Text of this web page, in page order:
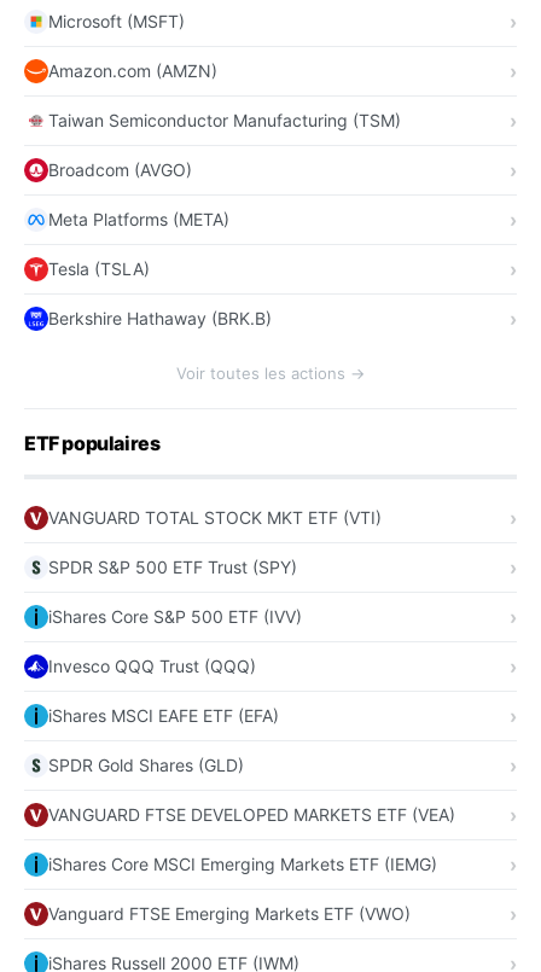
Microsoft (MSFT)
Amazon.com (AMZN)
Taiwan Semiconductor Manufacturing (TSM)
Broadcom (AVGO)
Meta Platforms (META)
Tesla (TSLA)
Berkshire Hathaway (BRK.B)
Voir toutes les actions →
ETF populaires
VANGUARD TOTAL STOCK MKT ETF (VTI)
SPDR S&P 500 ETF Trust (SPY)
iShares Core S&P 500 ETF (IVV)
Invesco QQQ Trust (QQQ)
iShares MSCI EAFE ETF (EFA)
SPDR Gold Shares (GLD)
VANGUARD FTSE DEVELOPED MARKETS ETF (VEA)
iShares Core MSCI Emerging Markets ETF (IEMG)
Vanguard FTSE Emerging Markets ETF (VWO)
iShares Russell 2000 ETF (IWM)